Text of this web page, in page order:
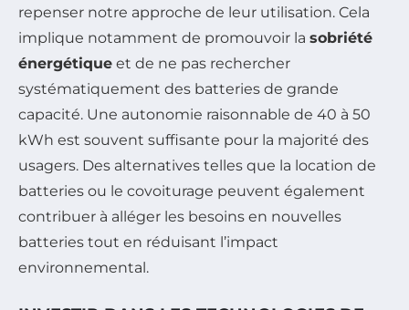
repenser notre approche de leur utilisation. Cela
implique notamment de promouvoir la sobriété
énergétique et de ne pas rechercher
systématiquement des batteries de grande
capacité. Une autonomie raisonnable de 40 à 50
kWh est souvent suffisante pour la majorité des
usagers. Des alternatives telles que la location de
batteries ou le covoiturage peuvent également
contribuer à alléger les besoins en nouvelles
batteries tout en réduisant l’impact
environnemental.